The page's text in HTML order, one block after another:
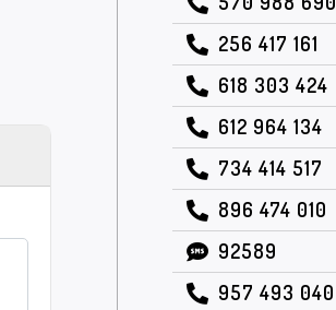
256 417 161
618 303 424
612 964 134
734 414 517
896 474 010
92589
957 493 040